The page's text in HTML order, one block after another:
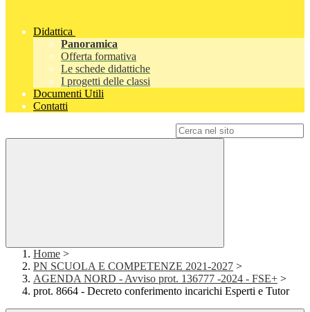
Didattica
Panoramica
Offerta formativa
Le schede didattiche
I progetti delle classi
Documenti Utili
Contatti
Home >
PN SCUOLA E COMPETENZE 2021-2027 >
AGENDA NORD - Avviso prot. 136777 -2024 - FSE+ >
prot. 8664 - Decreto conferimento incarichi Esperti e Tutor